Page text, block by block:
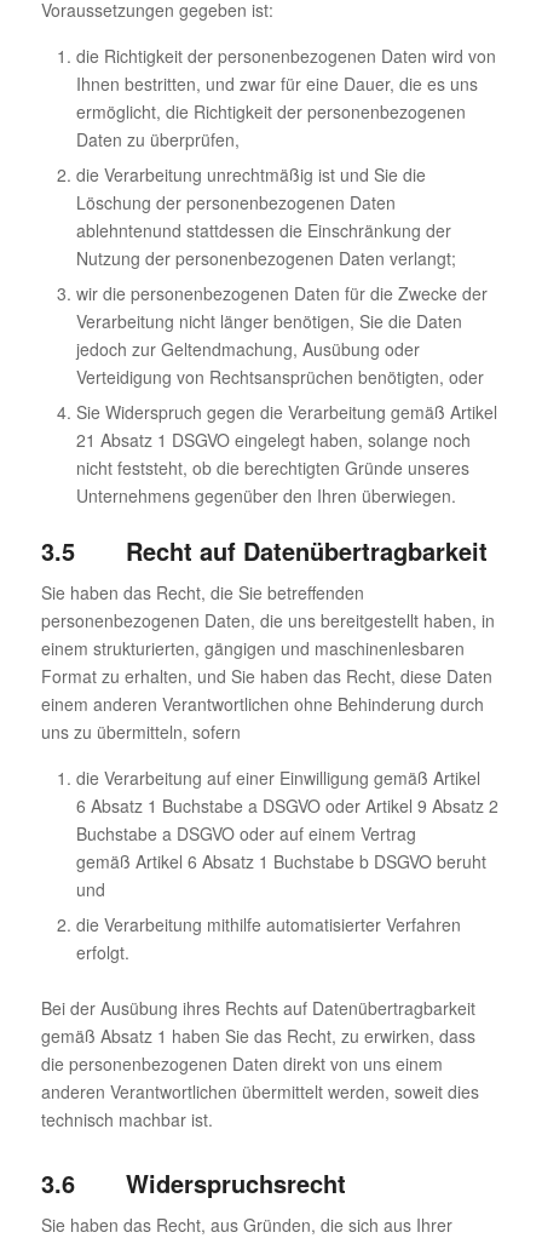
Voraussetzungen gegeben ist:
die Richtigkeit der personenbezogenen Daten wird von
Ihnen bestritten, und zwar für eine Dauer, die es uns
ermöglicht, die Richtigkeit der personenbezogenen
Daten zu überprüfen,
die Verarbeitung unrechtmäßig ist und Sie die
Löschung der personenbezogenen Daten
ablehntenund stattdessen die Einschränkung der
Nutzung der personenbezogenen Daten verlangt;
wir die personenbezogenen Daten für die Zwecke der
Verarbeitung nicht länger benötigen, Sie die Daten
jedoch zur Geltendmachung, Ausübung oder
Verteidigung von Rechtsansprüchen benötigten, oder
Sie Widerspruch gegen die Verarbeitung gemäß Artikel
21 Absatz 1 DSGVO eingelegt haben, solange noch
nicht feststeht, ob die berechtigten Gründe unseres
Unternehmens gegenüber den Ihren überwiegen.
3.5 Recht auf Datenübertragbarkeit
Sie haben das Recht, die Sie betreffenden
personenbezogenen Daten, die uns bereitgestellt haben, in
einem strukturierten, gängigen und maschinenlesbaren
Format zu erhalten, und Sie haben das Recht, diese Daten
einem anderen Verantwortlichen ohne Behinderung durch
uns zu übermitteln, sofern
die Verarbeitung auf einer Einwilligung gemäß Artikel
6 Absatz 1 Buchstabe a DSGVO oder Artikel 9 Absatz 2
Buchstabe a DSGVO oder auf einem Vertrag
gemäß Artikel 6 Absatz 1 Buchstabe b DSGVO beruht
und
die Verarbeitung mithilfe automatisierter Verfahren
erfolgt.
Bei der Ausübung ihres Rechts auf Datenübertragbarkeit
gemäß Absatz 1 haben Sie das Recht, zu erwirken, dass
die personenbezogenen Daten direkt von uns einem
anderen Verantwortlichen übermittelt werden, soweit dies
technisch machbar ist.
3.6 Widerspruchsrecht
Sie haben das Recht, aus Gründen, die sich aus Ihrer